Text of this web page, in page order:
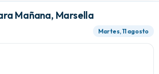
Mañana, Marsella
Martes, 11 agosto